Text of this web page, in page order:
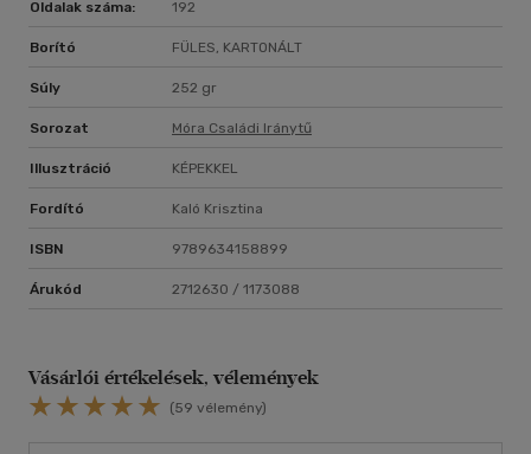
Oldalak száma: 192
Borító FÜLES, KARTONÁLT
Súly 252 gr
Sorozat Móra Családi Iránytű
Illusztráció KÉPEKKEL
Fordító Kaló Krisztina
ISBN 9789634158899
Árukód 2712630 / 1173088
Vásárlói értékelések, vélemények
(59 vélemény)